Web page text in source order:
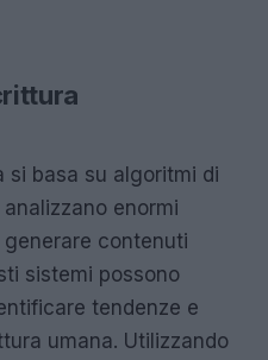
si basa su algoritmi di
enormi
contenuti
sistemi possono
tendenze e
umana. Utilizzando